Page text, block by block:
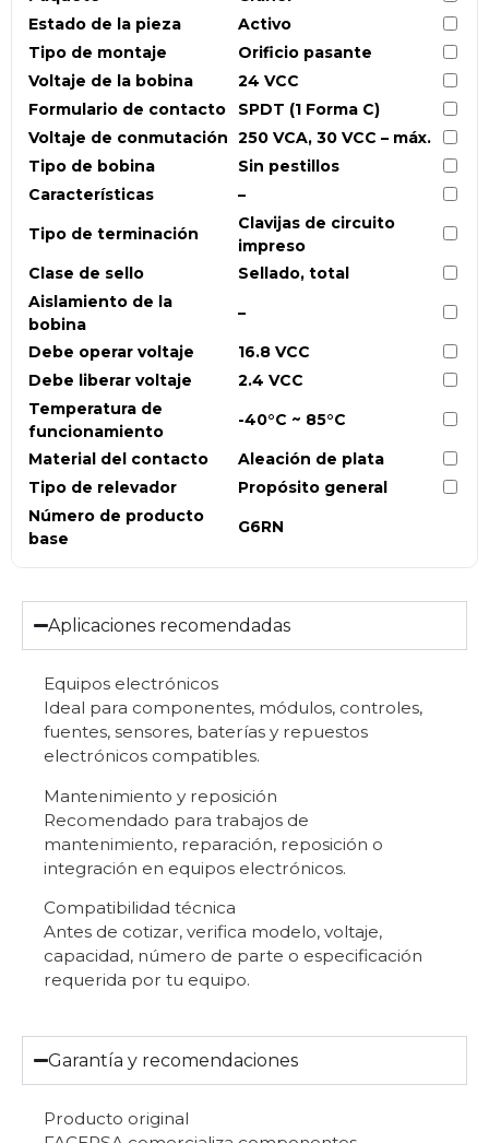
Estado de la pieza
Activo
Tipo de montaje
Orificio pasante
Voltaje de la bobina
24 VCC
Formulario de contacto
SPDT (1 Forma C)
Voltaje de conmutación 250 VCA, 30 VCC – máx.
Tipo de bobina
Sin pestillos
Características
–
Tipo de terminación
Clavijas de circuito
impreso
Clase de sello
Sellado, total
Aislamiento de la
bobina
–
Debe operar voltaje
16.8 VCC
Debe liberar voltaje
2.4 VCC
Temperatura de
funcionamiento
-40°C ~ 85°C
Material del contacto
Aleación de plata
Tipo de relevador
Propósito general
Número de producto
base
G6RN
Aplicaciones recomendadas
Equipos electrónicos
Ideal para componentes, módulos, controles,
fuentes, sensores, baterías y repuestos
electrónicos compatibles.
Mantenimiento y reposición
Recomendado para trabajos de
mantenimiento, reparación, reposición o
integración en equipos electrónicos.
Compatibilidad técnica
Antes de cotizar, verifica modelo, voltaje,
capacidad, número de parte o especificación
requerida por tu equipo.
Garantía y recomendaciones
Producto original